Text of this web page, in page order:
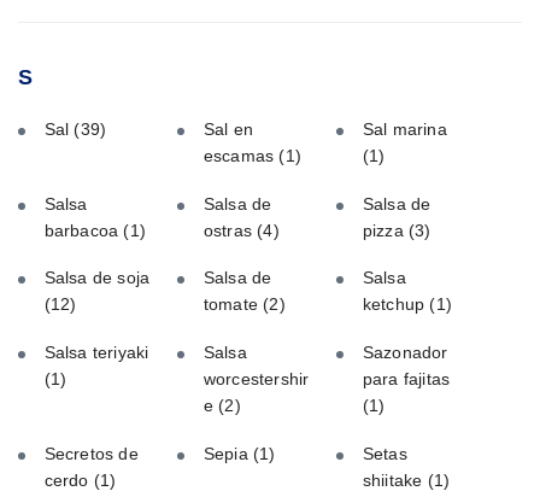
S
Sal(39)
Sal en
escamas(1)
Sal marina
(1)
Salsa
barbacoa(1)
Salsa de
ostras(4)
Salsa de
pizza(3)
Salsa de soja
(12)
Salsa de
tomate(2)
Salsa
ketchup(1)
Salsa teriyaki
(1)
Salsa
worcestershir
e(2)
Sazonador
para fajitas
(1)
Secretos de
cerdo (1)
Sepia (1)
Setas
shiitake (1)